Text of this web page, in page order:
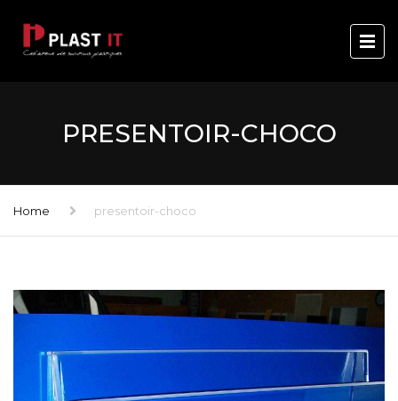
PRESENTOIR-CHOCO
Home presentoir-choco